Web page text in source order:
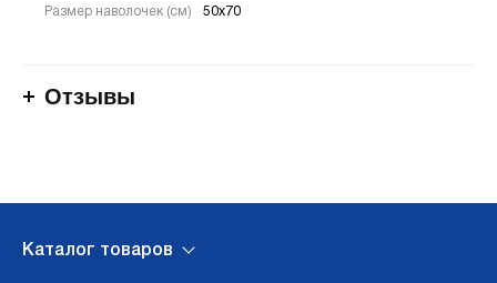
Размер наволочек (см) 50х70
Отзывы
Каталог товаров